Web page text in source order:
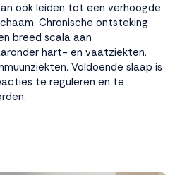
ook leiden tot een verhoogde
Chronische ontsteking
breed scala aan
hart- en vaatziekten,
Voldoende slaap is
te reguleren en te